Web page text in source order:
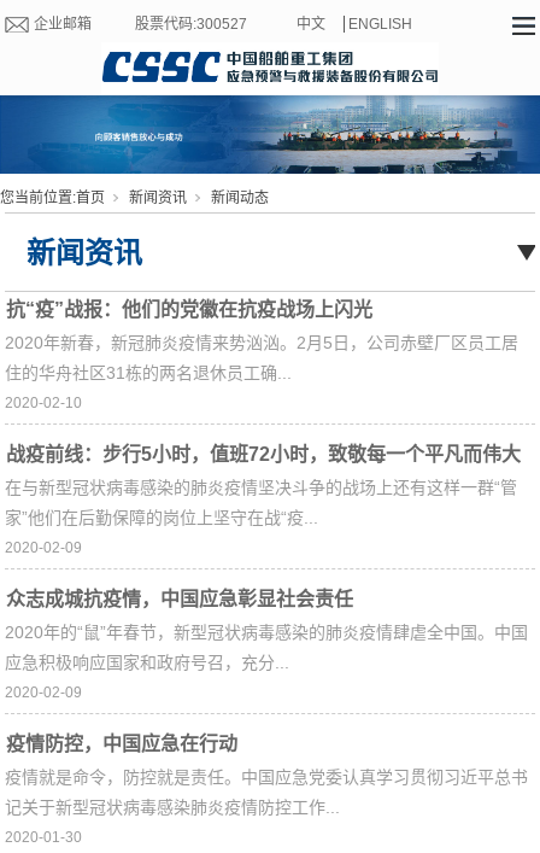
企业邮箱 股票代码:300527 中文 ENGLISH
您当前位置:首页 新闻资讯 新闻动态
新闻资讯
抗“疫”战报：他们的党徽在抗疫战场上闪光
2020年新春，新冠肺炎疫情来势汹汹。2月5日，公司赤壁厂区员工居
住的华舟社区31栋的两名退休员工确...
2020-02-10
战疫前线：步行5小时，值班72小时，致敬每一个平凡而伟大
的抗“疫”人!
在与新型冠状病毒感染的肺炎疫情坚决斗争的战场上还有这样一群“管
家”他们在后勤保障的岗位上坚守在战“疫...
2020-02-09
众志成城抗疫情，中国应急彰显社会责任
2020年的“鼠”年春节，新型冠状病毒感染的肺炎疫情肆虐全中国。中国
应急积极响应国家和政府号召，充分...
2020-02-09
疫情防控，中国应急在行动
疫情就是命令，防控就是责任。中国应急党委认真学习贯彻习近平总书
记关于新型冠状病毒感染肺炎疫情防控工作...
2020-01-30